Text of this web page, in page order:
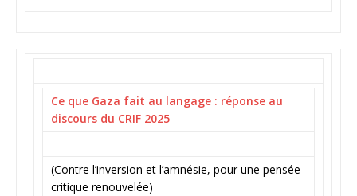
Ce que Gaza fait au langage : réponse au
discours du CRIF 2025
(Contre l’inversion et l’amnésie, pour une pensée
critique renouvelée)